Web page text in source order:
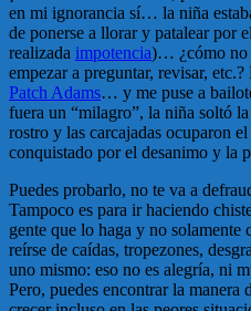
en mi ignorancia sí… la niña
de ponerse a llorar y patalear por
realizada impotencia)… ¿cómo no
empezar a preguntar, revisar,
Patch Adams… y me puse a
fuera un “milagro”, la niña soltó
rostro y las carcajadas ocuparon
conquistado por el desanimo y la
Puedes probarlo, no te va a
Tampoco es para ir haciendo
gente que lo haga y no solamente
reírse de caídas, tropezones,
uno mismo: eso no es alegría, ni
Pero, puedes encontrar la manera